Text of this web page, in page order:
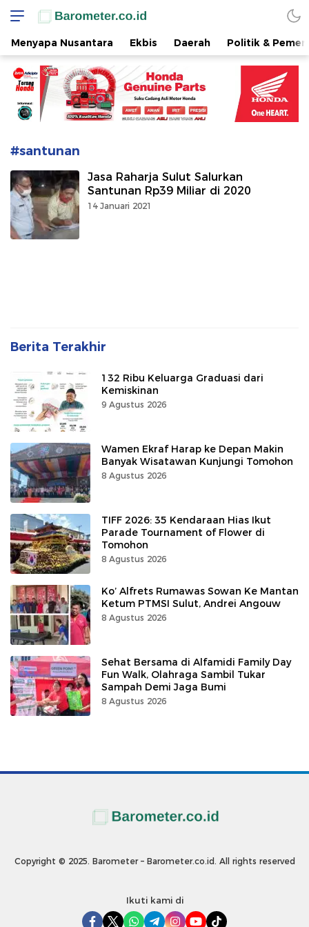
www.barometer.co.id
Berita Terkini di Sulawesi Utara
Menyapa Nusantara Ekbis Daerah Politik &
#santunan
Jasa Raharja Sulut Salurkan
Santunan Rp39 Miliar di 2020
14 Januari 2021
Berita Terakhir
132 Ribu Keluarga Graduasi dari
Kemiskinan
9 Agustus 2026
Wamen Ekraf Harap ke Depan Makin
Banyak Wisatawan Kunjungi Tomohon
8 Agustus 2026
TIFF 2026: 35 Kendaraan Hias Ikut
Parade Tournament of Flower di
Tomohon
8 Agustus 2026
Ko’ Alfrets Rumawas Sowan Ke Mantan
Ketum PTMSI Sulut, Andrei Angouw
8 Agustus 2026
Sehat Bersama di Alfamidi Family Day
Fun Walk, Olahraga Sambil Tukar
Sampah Demi Jaga Bumi
8 Agustus 2026
Copyright © 2025. Barometer – Barometer.co.id. All rights reserved
Ikuti kami di